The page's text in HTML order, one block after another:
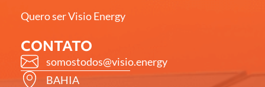
Quero ser Visio Energy
CONTATO
somostodos@visio.energy
BAHIA